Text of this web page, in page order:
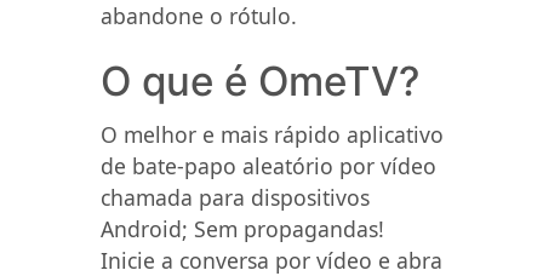
abandone o rótulo.
O que é OmeTV?
O melhor e mais rápido aplicativo
de bate-papo aleatório por vídeo
chamada para dispositivos
Android; Sem propagandas!
Inicie a conversa por vídeo e abra